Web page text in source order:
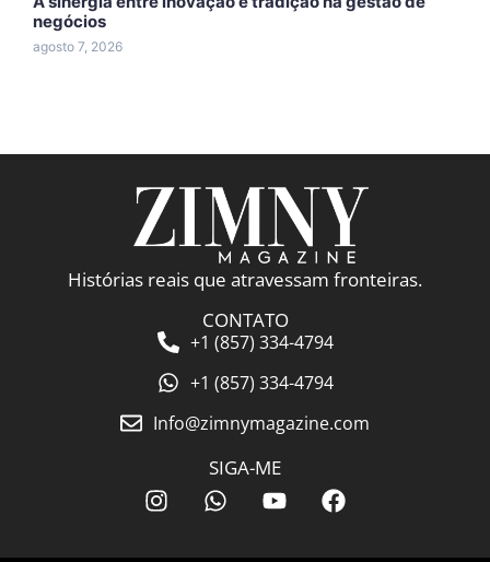
negócios
agosto 7, 2026
Histórias reais que atravessam fronteiras.
CONTATO
+1 (857) 334-4794
+1 (857) 334-4794
Info@zimnymagazine.com
SIGA-ME